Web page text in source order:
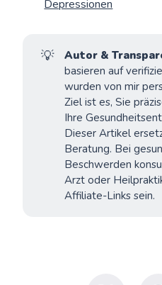
Depressionen
💡 Autor &
basieren auf
wurden von mir
Ziel ist es, Sie
Ihre
Dieser Artikel
Beratung. Bei
Beschwerden
Arzt oder
Affiliate-Links sein.